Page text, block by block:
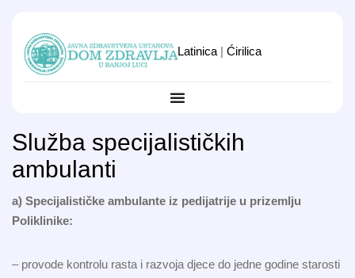
Latinica | Ćirilica
Služba specijalističkih
ambulanti
a) Specijalističke ambulante iz pedijatrije u prizemlju
Poliklinike:
– provode kontrolu rasta i razvoja djece do jedne godine starosti